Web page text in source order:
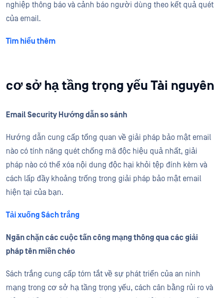
nghiệp thông báo và cảnh báo người dùng theo kết quả quét
của email.
Tìm hiểu thêm
cơ sở hạ tầng trọng yếu Tài nguyên
Email Security Hướng dẫn so sánh
Hướng dẫn cung cấp tổng quan về giải pháp bảo mật email
nào có tính năng quét chống mã độc hiệu quả nhất, giải
pháp nào có thể xóa nội dung độc hại khỏi tệp đính kèm và
cách lấp đầy khoảng trống trong giải pháp bảo mật email
hiện tại của bạn.
Tải xuống Sách trắng
Ngăn chặn các cuộc tấn công mạng thông qua các giải
pháp tên miền chéo
Sách trắng cung cấp tóm tắt về sự phát triển của an ninh
mạng trong cơ sở hạ tầng trọng yếu, cách cân bằng rủi ro và